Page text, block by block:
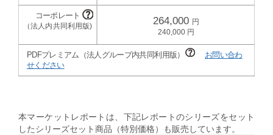
264,000
240,000
PDFプレミアム（法人グループ内共同利用版）
お問い合わ
せください
本マーケットレポートは、下記レポートのシリーズをセット
したシリーズセット商品（特別価格）も販売しています。